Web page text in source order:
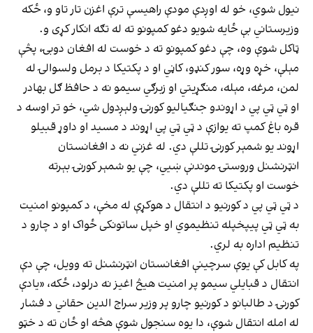
نیول شوي، خو له اوږدې مودې راهیسې ترې اغزن تار تاو و، ځکه
وزیرستاني بې ځایه شویو دغو کمپونو ته له تګه انکار کړی و.
ټاکل شوې وه، چې دغو کمپونو ته د خوست له افغان دوبۍ، پڅې
مېلې، خړه وړه، سور کنډو، کاڼي او د پکتیکا د برمل ولسوالۍ له
لمن، مرغه، مېله، منګړیتي او زبرګي سیمو نه د حافظ ګل بهادر
او ټي ټي پي د اړوندو جنګیالیو کورنۍ ولېږدول شي، خو تر اوسه د
قره باغ کمپ ته یوازې د ټي ټي پي اړوند د مسید او داوړ قبیلو
اړوند یو شمېر کورنۍ تللې دي. له غزني نه د افغانستان
انټرنشنل وروستۍ موندنې ښيي، چې یو شمېر کورنۍ بېرته
خوست او پکتیکا ته تللې دي.
د ټي ټي پي د کورنیو د انتقال د هوکړې له مخې، د کمپونو امنیت
به ټي ټي پيپخپله تنظیموي او خپل ساتونکی ځواک او د چارو د
تنظیم اداره به لري.
په کابل کې یوې سرچینې افغانستان انټرنشنل ته وویل، چې دې
انتقال د قبایلي سیمو پر امنیت هیڅ اغیز نه درلود، ځکه، «یادې
کورنۍ د طالبانو د کورنیو چارو پر وزیر سراج الدین حقاني د فشار
له امله انتقال شوې، دا یوه سنجول شوې هڅه او ځان ته د خټو